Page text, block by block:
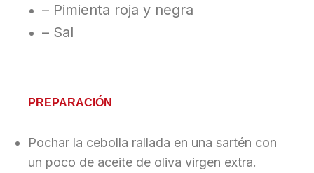
– Pimienta roja y negra
– Sal
PREPARACIÓN
Pochar la cebolla rallada en una sartén con
un poco de aceite de oliva virgen extra.